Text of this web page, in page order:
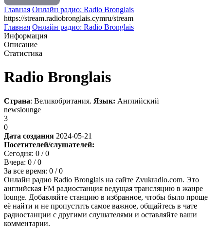
Главная Онлайн радио: Radio Bronglais
https://stream.radiobronglais.cymru/stream
Главная Онлайн радио: Radio Bronglais
Информация
Описание
Статистика
Radio Bronglais
Страна: Великобритания. Язык: Английский
newslounge
3
0
Дата создания 2024-05-21
Посетителей/слушателей:
Сегодня: 0 / 0
Вчера: 0 / 0
За все время: 0 / 0
Онлайн радио Radio Bronglais на сайте Zvukradio.com. Это
английская FM радиостанция ведущая трансляцию в жанре
lounge. Добавляйте станцию в избранное, чтобы было проще
её найти и не пропустить самое важное, общайтесь в чате
радиостанции с другими слушателями и оставляйте ваши
комментарии.